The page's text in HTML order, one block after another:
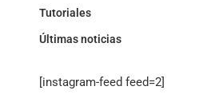
Tutoriales
Últimas noticias
[instagram-feed feed=2]